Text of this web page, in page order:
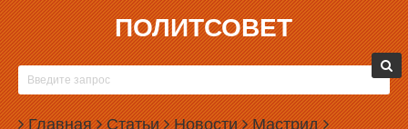
ПОЛИТСОВЕТ
Главная Статьи Новости Мастрид
12.04.2012, 13:15
ЕДИНОРОССЫ НЕ ГОТОВЫ ОБСУЖДАТЬ
ПРОПАГАНДУ ГОМОСЕКСУАЛИЗМА